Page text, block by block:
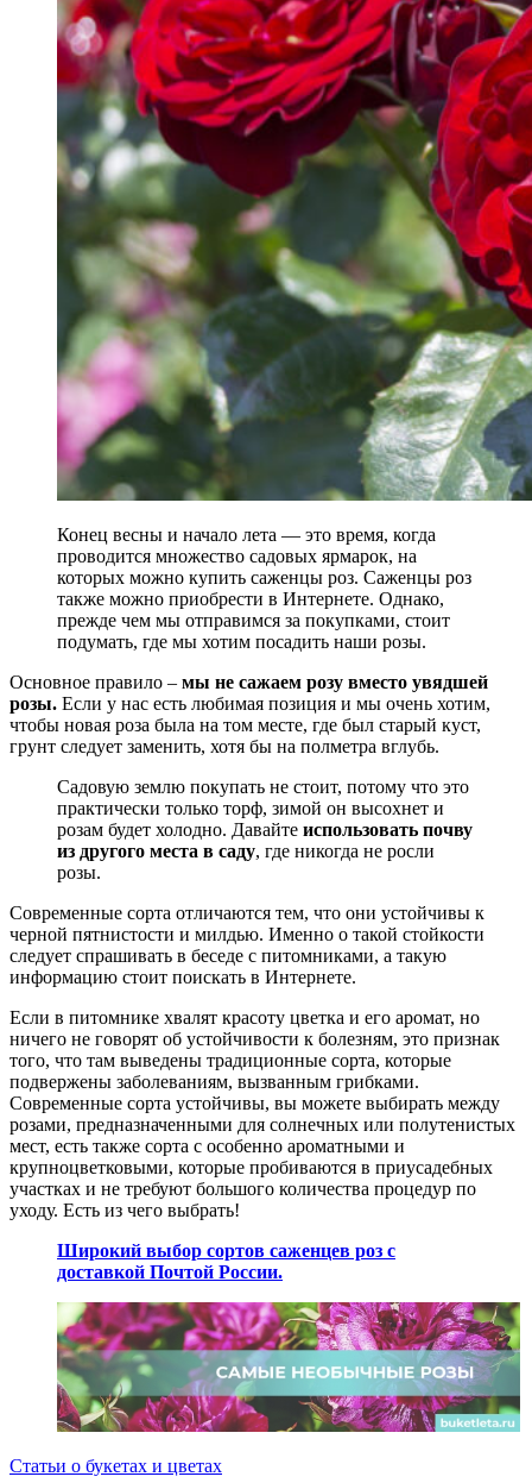
Конец весны и начало лета — это время, когда
проводится множество садовых ярмарок, на
которых можно купить саженцы роз. Саженцы роз
также можно приобрести в Интернете. Однако,
прежде чем мы отправимся за покупками, стоит
подумать, где мы хотим посадить наши розы.
Основное правило – мы не сажаем розу вместо увядшей
розы. Если у нас есть любимая позиция и мы очень хотим,
чтобы новая роза была на том месте, где был старый куст,
грунт следует заменить, хотя бы на полметра вглубь.
Садовую землю покупать не стоит, потому что это
практически только торф, зимой он высохнет и
розам будет холодно. Давайте использовать почву
из другого места в саду, где никогда не росли
розы.
Современные сорта отличаются тем, что они устойчивы к
черной пятнистости и милдью. Именно о такой стойкости
следует спрашивать в беседе с питомниками, а такую ​​
информацию стоит поискать в Интернете.
Если в питомнике хвалят красоту цветка и его аромат, но
ничего не говорят об устойчивости к болезням, это признак
того, что там выведены традиционные сорта, которые
подвержены заболеваниям, вызванным грибками.
Современные сорта устойчивы, вы можете выбирать между
розами, предназначенными для солнечных или полутенистых
мест, есть также сорта с особенно ароматными и
крупноцветковыми, которые пробиваются в приусадебных
участках и не требуют большого количества процедур по
уходу. Есть из чего выбрать!
Широкий выбор сортов саженцев роз с
доставкой Почтой России.
Статьи о букетах и цветах